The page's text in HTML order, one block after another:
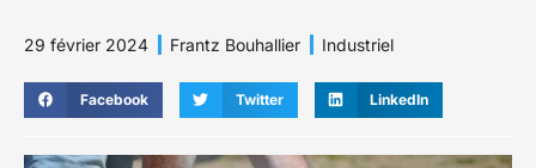
29 février 2024 Frantz Bouhallier Industriel
Facebook Twitter LinkedIn